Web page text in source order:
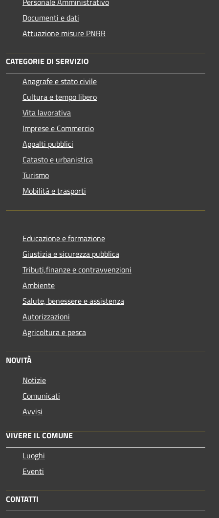
Documenti e dati
Attuazione misure PNRR
CATEGORIE DI SERVIZIO
Anagrafe e stato civile
Cultura e tempo libero
Vita lavorativa
Imprese e Commercio
Appalti pubblici
Catasto e urbanistica
Turismo
Mobilità e trasporti
Educazione e formazione
Giustizia e sicurezza pubblica
Tributi,finanze e contravvenzioni
Ambiente
Salute, benessere e assistenza
Autorizzazioni
Agricoltura e pesca
NOVITÀ
Notizie
Comunicati
Avvisi
VIVERE IL COMUNE
Luoghi
Eventi
CONTATTI